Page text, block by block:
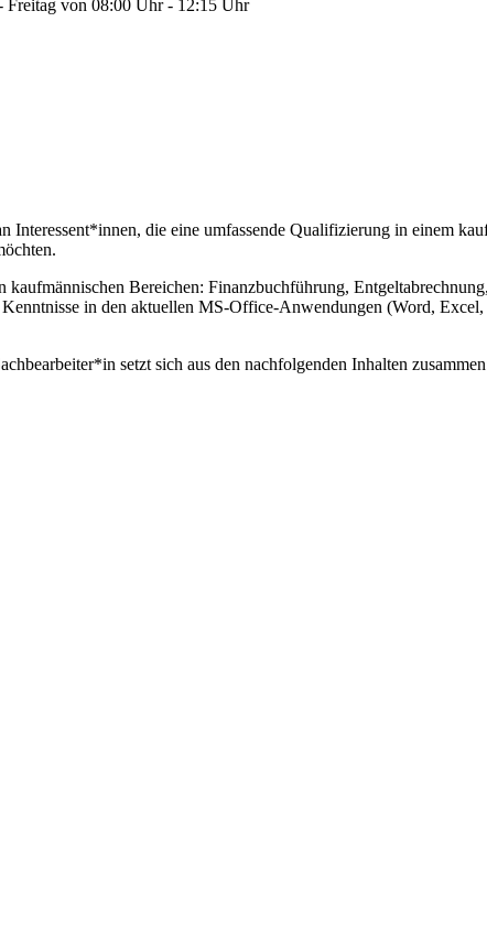
von 08:00 Uhr - 12:15 Uhr
Interessent*innen, die eine umfassende Qualifizierung in einem
kaufmännischen Bereichen: Finanzbuchführung,
in den aktuellen MS-Office-Anwendungen (Word,
setzt sich aus den nachfolgenden Inhalten